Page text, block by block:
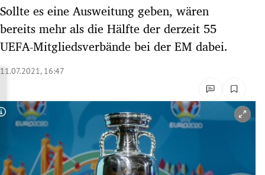
Untermenü
Untermenü
Untermenü
Untermenü
Sollte es eine Ausweitung geben, wären
bereits mehr als die Hälfte der derzeit 55
UEFA-Mitgliedsverbände bei der EM dabei.
11.07.2021, 16:47
Copyright-Hinweis öffnen/schließen